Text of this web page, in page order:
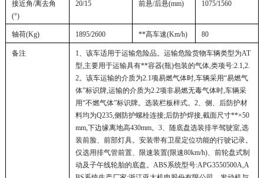
接近角/离去角
(°)
20/15 前悬/后悬(mm) 1075/1560
轴荷(Kg) 1895/2600 **高车速(Km/h) 80
备注
1、该车适用于运输危险品。运输危险货物车辆类型为AT
型,主要用于运输具有**容器(瓶)包装的气体,类项号:2.1,2.
2。该车运输的介质为2.1项易燃气体时,车辆采用“易燃气
体”标识牌,运输的介质为2.2项非易燃无毒气体时,车辆采
用“不燃气体”标识牌。选装栏板样式。2、侧、后防护材
料均为Q235,侧防护螺栓连接;后防护焊接,截面尺寸**×50
mm,下边缘离地高430mm。3、随底盘选装排半驾驶室,选
装前脸、前部灯具。安装带有卫星定位功能的行驶记录。
仅选用排气管前置、限速装置(限速80km/h)、前轮盘式制
动及子午线轮胎的底盘。ABS系统型号:APG3550500A,A